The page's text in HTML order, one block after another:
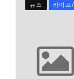
뉴스 라이프